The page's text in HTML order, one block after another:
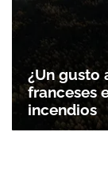
¿Un gusto
franceses
incendios